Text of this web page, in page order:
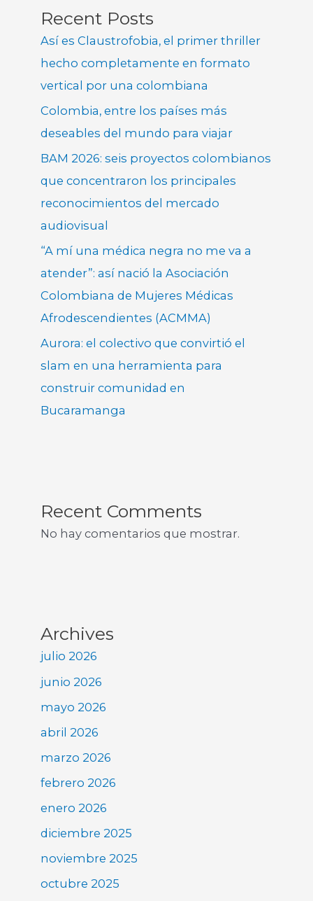
Recent Posts
Así es Claustrofobia, el primer thriller
hecho completamente en formato
vertical por una colombiana
Colombia, entre los países más
deseables del mundo para viajar
BAM 2026: seis proyectos colombianos
que concentraron los principales
reconocimientos del mercado
audiovisual
“A mí una médica negra no me va a
atender”: así nació la Asociación
Colombiana de Mujeres Médicas
Afrodescendientes (ACMMA)
Aurora: el colectivo que convirtió el
slam en una herramienta para
construir comunidad en
Bucaramanga
Recent Comments
No hay comentarios que mostrar.
Archives
julio 2026
junio 2026
mayo 2026
abril 2026
marzo 2026
febrero 2026
enero 2026
diciembre 2025
noviembre 2025
octubre 2025